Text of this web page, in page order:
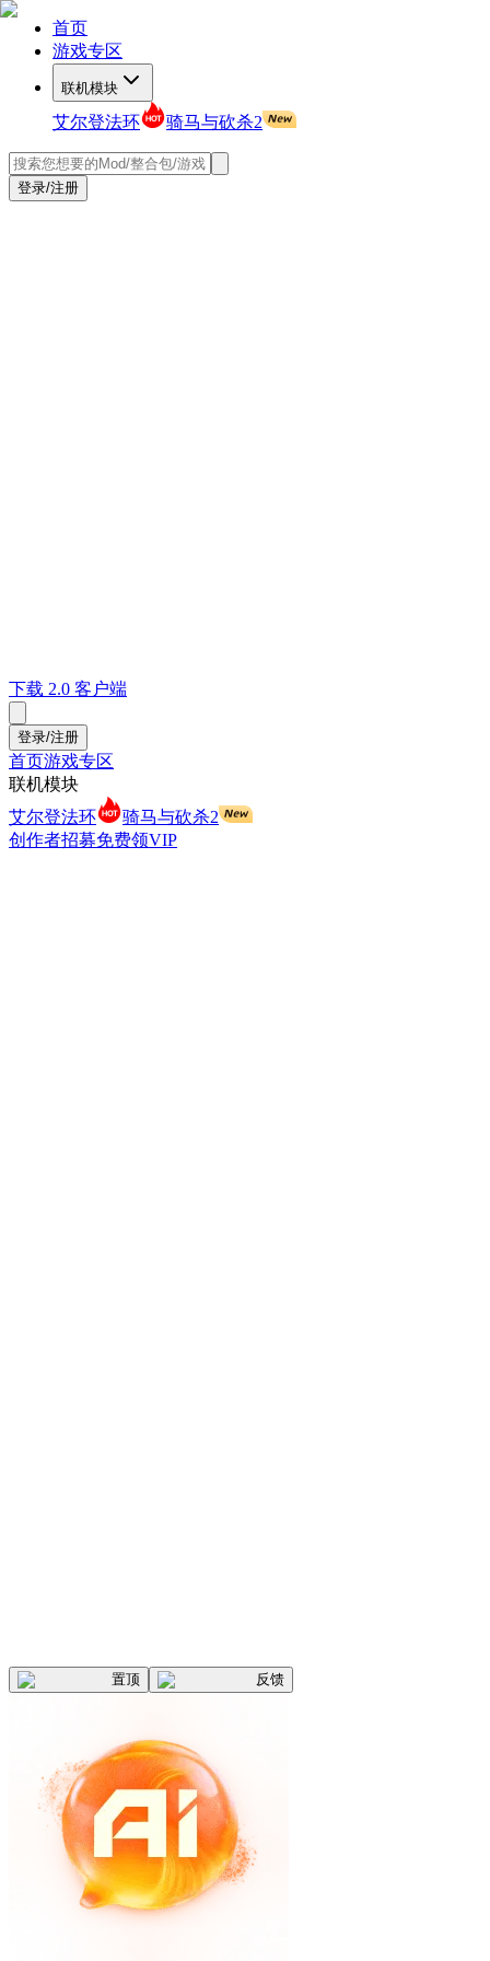
首页
游戏专区
联机模块
艾尔登法环 骑马与砍杀2
登录/注册
下载 2.0 客户端
登录/注册
首页游戏专区
联机模块
艾尔登法环
骑马与砍杀2
创作者招募免费领VIP
置顶 反馈